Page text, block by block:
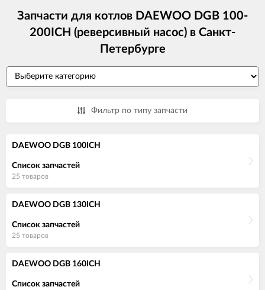
Запчасти для котлов DAEWOO DGB 100-
200ICH (реверсивный насос) в Санкт-
Петербурге
Фильтр по типу запчасти
DAEWOO DGB 100ICH
Список запчастей
25 товаров
DAEWOO DGB 130ICH
Список запчастей
25 товаров
DAEWOO DGB 160ICH
Список запчастей